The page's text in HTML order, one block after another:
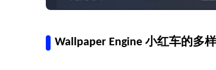
Wallpaper Engine 小红车的多